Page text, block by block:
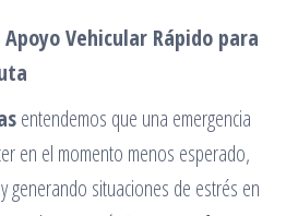
Vehicular Rápido para
entendemos que una emergencia
en el momento menos esperado,
generando situaciones de estrés en